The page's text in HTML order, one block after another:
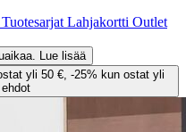
Tuotesarjat Lahjakortti Outlet
Lue lisää
yli 50 €, -25% kun ostat yli